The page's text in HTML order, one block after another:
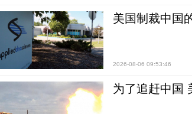
美国制裁中国
2026-08-06 09:53:46
为了追赶中国